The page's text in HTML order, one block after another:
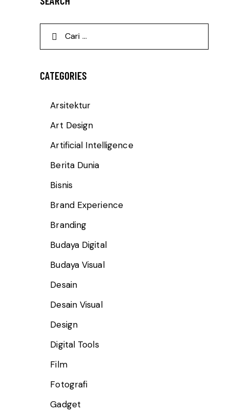
CATEGORIES
Arsitektur
Art Design
Artificial Intelligence
Berita Dunia
Bisnis
Brand Experience
Branding
Budaya Digital
Budaya Visual
Desain
Desain Visual
Design
Digital Tools
Film
Fotografi
Gadget